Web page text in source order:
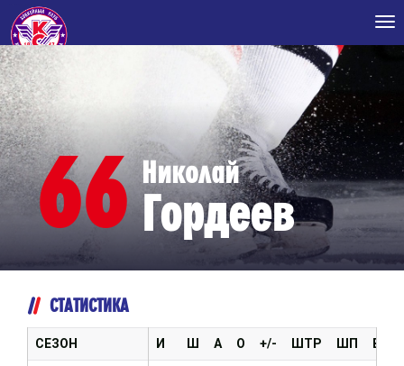
66 Николай
Гордеев
СТАТИСТИКА
И Ш А О +/- ШТР ШП ВБР
СЕЗОН